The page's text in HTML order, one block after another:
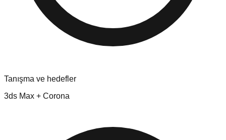
Tanışma ve hedefler
3ds Max + Corona